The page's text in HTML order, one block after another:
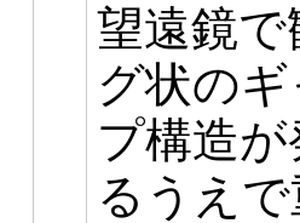
望遠鏡
グ状の
プ構造
るうえ